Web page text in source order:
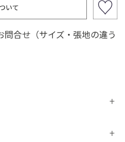
いて
問合せ（サイズ・張地の違う